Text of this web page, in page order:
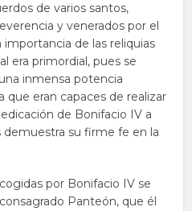
de varios santos,
y venerados por el
importancia de las reliquias
era primordial, pues se
inmensa potencia
que eran capaces de realizar
de Bonifacio IV a
su firme fe en la
por Bonifacio IV se
Panteón, que él